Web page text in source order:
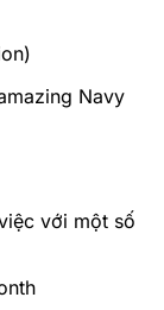
Navy
với một số